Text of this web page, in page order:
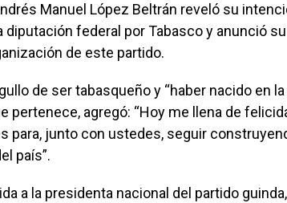
Manuel López Beltrán reveló su
diputación federal por Tabasco y anunció
de este partido.
de ser tabasqueño y “haber nacido en la
pertenece, agregó: “Hoy me llena de
para, junto con ustedes, seguir
país”.
a la presidenta nacional del partido